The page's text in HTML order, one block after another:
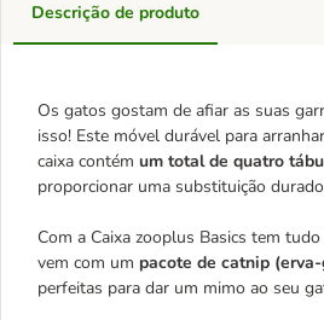
Descrição de produto
Os gatos gostam de afiar as suas
isso! Este móvel durável para
caixa contém um total de quatro
proporcionar uma substituição
Com a Caixa zooplus Basics tem
vem com um pacote de catnip
perfeitas para dar um mimo ao seu